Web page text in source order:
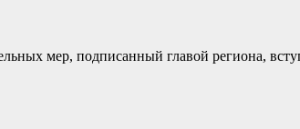
мер, подписанный главой региона,